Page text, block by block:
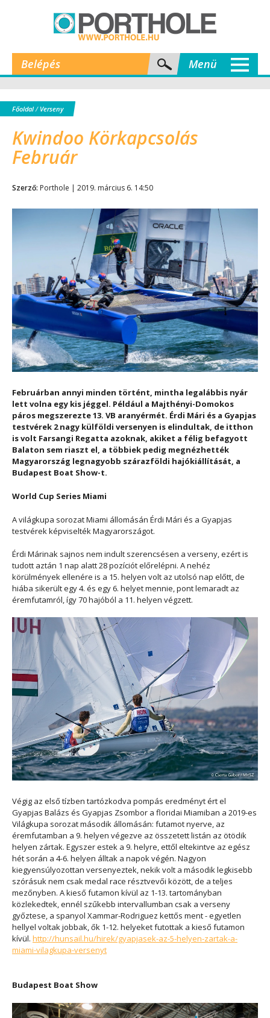
Belépés Menü
Főoldal/ Verseny
Kwindoo Körkapcsolás
Február
Szerző: Porthole | 2019. március 6. 14:50
Februárban annyi minden történt, mintha legalábbis nyár
lett volna egy kis jéggel. Például a Majthényi-Domokos
páros megszerezte 13. VB aranyérmét. Érdi Mári és a Gyapjas
testvérek 2 nagy külföldi versenyen is elindultak, de itthon
is volt Farsangi Regatta azoknak, akiket a félig befagyott
Balaton sem riaszt el, a többiek pedig megnézhették
Magyarország legnagyobb szárazföldi hajókiállítását, a
Budapest Boat Show-t.
World Cup Series Miami
A világkupa sorozat Miami állomásán Érdi Mári és a Gyapjas
testvérek képviselték Magyarországot.
Érdi Márinak sajnos nem indult szerencsésen a verseny, ezért is
tudott aztán 1 nap alatt 28 pozíciót előrelépni. A nehéz
körülmények ellenére is a 15. helyen volt az utolsó nap előtt, de
hiába sikerült egy 4. és egy 6. helyet mennie, pont lemaradt az
éremfutamról, így 70 hajóból a 11. helyen végzett.
Végig az első tízben tartózkodva pompás eredményt ért el
Gyapjas Balázs és Gyapjas Zsombor a floridai Miamiban a 2019-es
Világkupa sorozat második állomásán: futamot nyerve, az
éremfutamban a 9. helyen végezve az összetett listán az ötödik
helyen zártak. Egyszer estek a 9. helyre, ettől eltekintve az egész
hét során a 4-6. helyen álltak a napok végén. Nagyon
kiegyensúlyozottan versenyeztek, nekik volt a második legkisebb
szórásuk nem csak medal race résztvevői között, de a teljes
mezőnyben. A kieső futamon kívül az 1-13. tartományban
közlekedtek, ennél szűkebb intervallumban csak a verseny
győztese, a spanyol Xammar-Rodriguez kettős ment - egyetlen
hellyel voltak jobbak, ők 1-12. helyeket futottak a kieső futamon
kívül. http://hunsail.hu/hirek/gyapjasek-az-5-helyen-zartak-a-
miami-vilagkupa-versenyt
Budapest Boat Show